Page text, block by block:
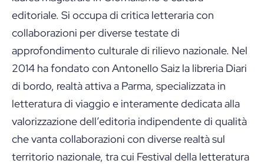
editoriale. Si occupa di critica letteraria con
collaborazioni per diverse testate di
approfondimento culturale di rilievo nazionale. Nel
2014 ha fondato con Antonello Saiz la libreria Diari
di bordo, realtà attiva a Parma, specializzata in
letteratura di viaggio e interamente dedicata alla
valorizzazione dell’editoria indipendente di qualità
che vanta collaborazioni con diverse realtà sul
territorio nazionale, tra cui Festival della letteratura